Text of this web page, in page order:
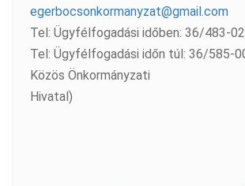
egerbocsonkormanyzat@gmail.com
Tel: Ügyfélfogadási időben: 36/483-
Tel: Ügyfélfogadási időn túl: 36/585-
Közös Önkormányzati
Hivatal)